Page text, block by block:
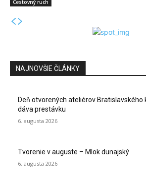
Cestovný ruch
NAJNOVŠIE ČLÁNKY
Deň otvorených ateliérov Bratislavského
dáva prestávku
6. augusta 2026
Tvorenie v auguste – Mlok dunajský
6. augusta 2026